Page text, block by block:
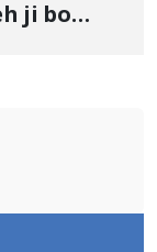
ji bo